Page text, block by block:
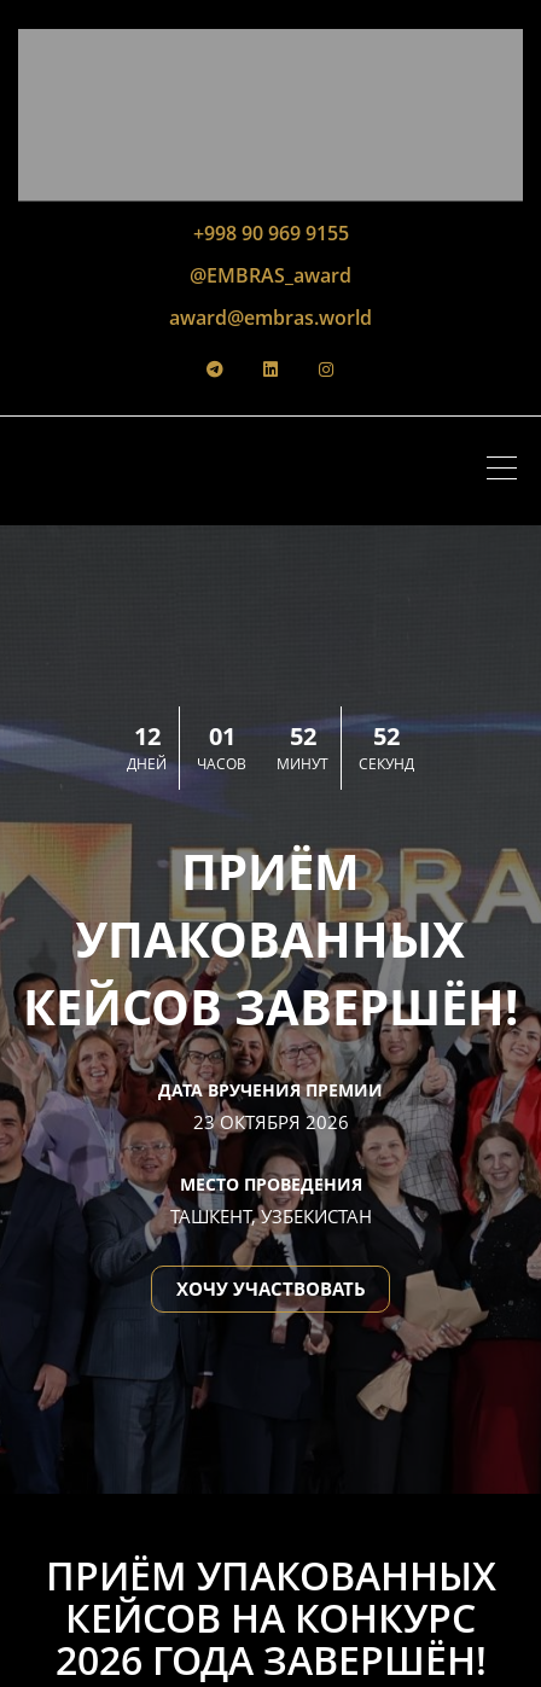
+998 90 969 9155
@EMBRAS_award
award@embras.world
12
ДНЕЙ
01
ЧАСОВ
52
МИНУТ
52
СЕКУНД
ПРИЁМ
УПАКОВАННЫХ
КЕЙСОВ ЗАВЕРШЁН!
ДАТА ВРУЧЕНИЯ ПРЕМИИ
23 ОКТЯБРЯ 2026
МЕСТО ПРОВЕДЕНИЯ
ТАШКЕНТ, УЗБЕКИСТАН
ХОЧУ УЧАСТВОВАТЬ
ПРИЁМ УПАКОВАННЫХ
КЕЙСОВ НА КОНКУРС
2026 ГОДА ЗАВЕРШЁН!